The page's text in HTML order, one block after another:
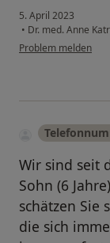
5. April 2023
• Dr. med. Anne
Problem melden
Wir sind seit
Sohn (6
schätzen Sie
die sich